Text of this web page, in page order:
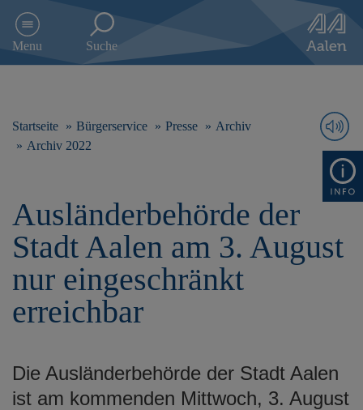
e
Menu Suche
Startseite Bürgerservice Presse
Archiv
Archiv 2022
Ausländerbehörde der
Stadt Aalen am 3. August
nur eingeschränkt
erreichbar
Die Ausländerbehörde der Stadt Aalen
ist am kommenden Mittwoch, 3. August